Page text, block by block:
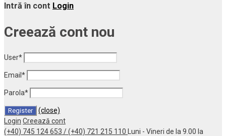
Intră în cont Login
Creează cont nou
User*
Email *
Parola*
(close)
Login Creează cont
(+40) 745 124 653 / (+40) 721 215 110
Luni - Vineri de la 9.00 la